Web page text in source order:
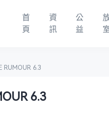
首
頁
資
訊
公
益
RUMOUR 6.3
6.3